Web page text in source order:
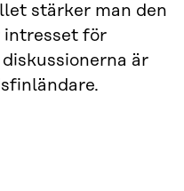
stärker man den
intresset för
är